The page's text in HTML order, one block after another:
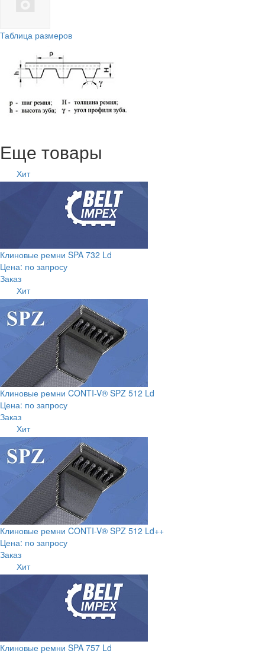
Таблица размеров
Еще товары
Хит
Клиновые ремни SPA 732 Ld
Цена: по запросу
Заказ
Хит
Клиновые ремни CONTI-V® SPZ 512 Ld
Цена: по запросу
Заказ
Хит
Клиновые ремни CONTI-V® SPZ 512 Ld++
Цена: по запросу
Заказ
Хит
Клиновые ремни SPA 757 Ld